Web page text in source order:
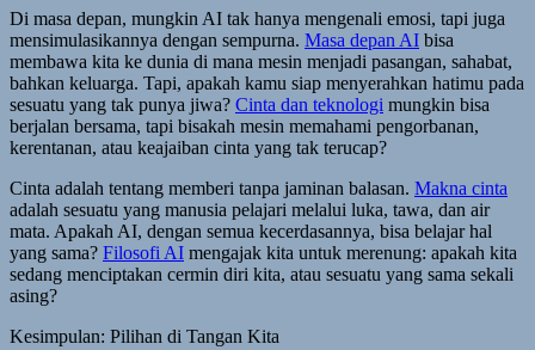
Di masa depan, mungkin AI tak hanya mengenali emosi, tapi juga
mensimulasikannya dengan sempurna. Masa depan AI bisa
membawa kita ke dunia di mana mesin menjadi pasangan, sahabat,
bahkan keluarga. Tapi, apakah kamu siap menyerahkan hatimu pada
sesuatu yang tak punya jiwa? Cinta dan teknologi mungkin bisa
berjalan bersama, tapi bisakah mesin memahami pengorbanan,
kerentanan, atau keajaiban cinta yang tak terucap?
Cinta adalah tentang memberi tanpa jaminan balasan. Makna cinta
adalah sesuatu yang manusia pelajari melalui luka, tawa, dan air
mata. Apakah AI, dengan semua kecerdasannya, bisa belajar hal
yang sama? Filosofi AI mengajak kita untuk merenung: apakah kita
sedang menciptakan cermin diri kita, atau sesuatu yang sama sekali
asing?
Kesimpulan: Pilihan di Tangan Kita